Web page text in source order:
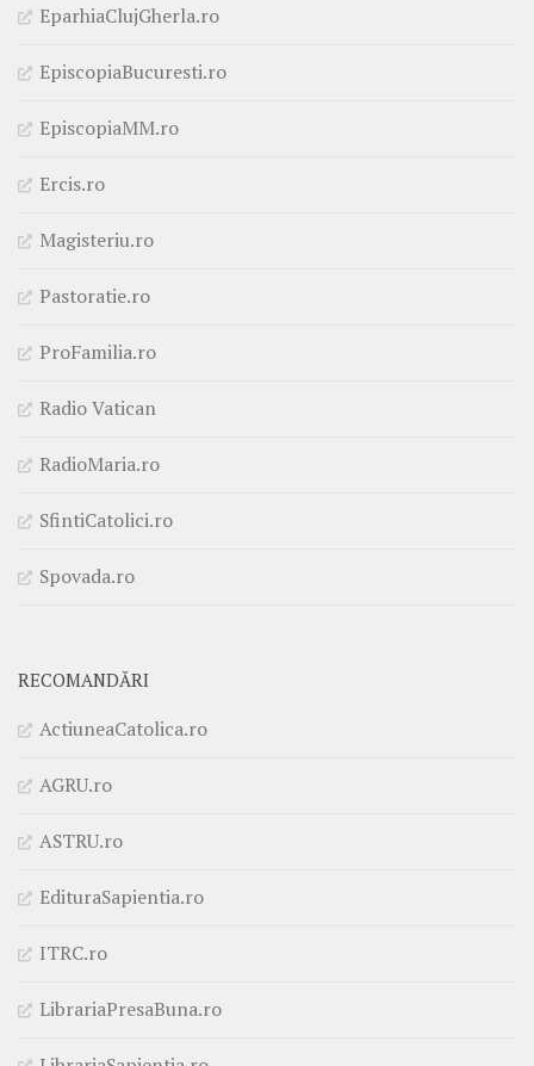
EparhiaClujGherla.ro
EpiscopiaBucuresti.ro
EpiscopiaMM.ro
Ercis.ro
Magisteriu.ro
Pastoratie.ro
ProFamilia.ro
Radio Vatican
RadioMaria.ro
SfintiCatolici.ro
Spovada.ro
RECOMANDĂRI
ActiuneaCatolica.ro
AGRU.ro
ASTRU.ro
EdituraSapientia.ro
ITRC.ro
LibrariaPresaBuna.ro